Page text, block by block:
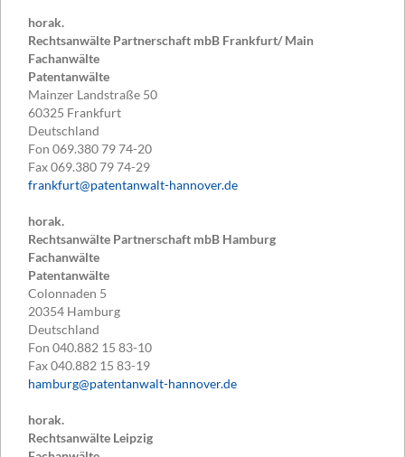
horak.
Rechtsanwälte Partnerschaft mbB Frankfurt/ Main
Fachanwälte
Patentanwälte
Mainzer Landstraße 50
60325 Frankfurt
Deutschland
Fon 069.380 79 74-20
Fax069.380 79 74-29
frankfurt@patentanwalt-hannover.de
horak.
Rechtsanwälte Partnerschaft mbB Hamburg
Fachanwälte
Patentanwälte
Colonnaden 5
20354 Hamburg
Deutschland
Fon 040.882 15 83-10
Fax040.882 15 83-19
hamburg@patentanwalt-hannover.de
horak.
Rechtsanwälte Leipzig